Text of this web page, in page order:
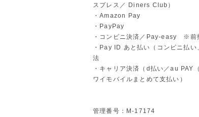
スプレス／ Diners Club）
・Amazon Pay
・PayPay
・コンビニ決済／Pay-easy ※前
・Pay ID あと払い（コンビニ払
法
・キャリア決済（d払い／au PAY
ワイモバイルまとめて支払い）
管理番号：M-17174